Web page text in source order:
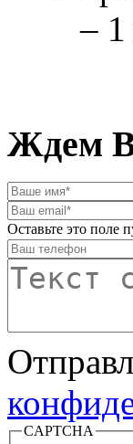
–
Ждем
Оставьте это поле
CAPTCHA